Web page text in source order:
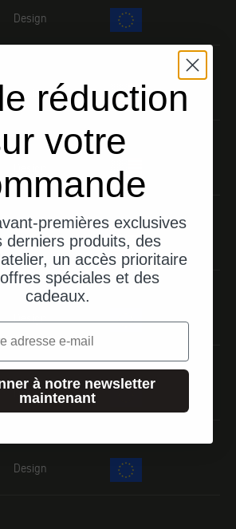
Design
Design
Design
Design
Design
Design
réduction
votre
premières exclusives
derniers produits, des
un accès prioritaire
spéciales et des
cadeaux.
à notre newsletter
maintenant